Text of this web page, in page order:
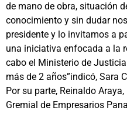
de mano de obra, situación
conocimiento y sin dudar
presidente y lo invitamos a
una iniciativa enfocada a la
cabo el Ministerio de
más de 2 años”indicó, Sara
Por su parte, Reinaldo
Gremial de Empresarios